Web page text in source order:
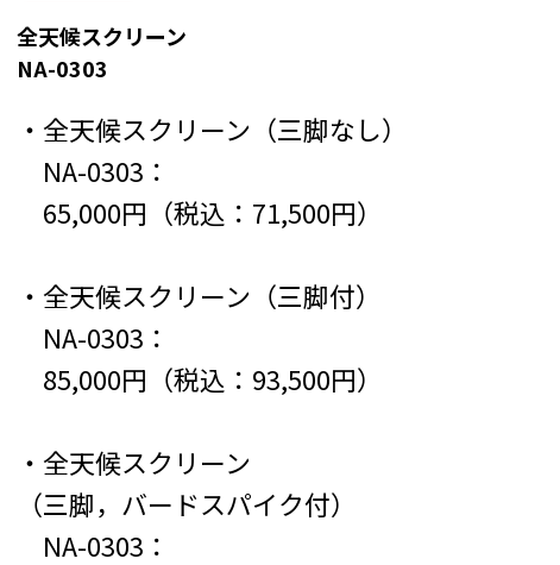
全天候スクリーン
NA-0303
・全天候スクリーン（三脚なし）
NA-0303：
65,000円（税込：71,500円）
・全天候スクリーン（三脚付）
NA-0303：
85,000円（税込：93,500円）
・全天候スクリーン
（三脚，バードスパイク付）
NA-0303：